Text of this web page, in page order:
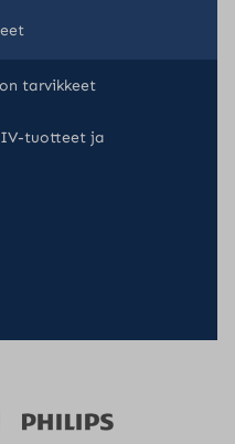
tarvikkeet
tuotteet ja